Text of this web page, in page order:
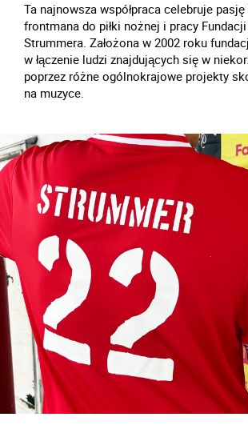
Ta najnowsza współpraca celebruje
frontmana do piłki nożnej i pracy
Strummera. Założona w 2002 roku
w łączenie ludzi znajdujących się w
poprzez różne ogólnokrajowe projekty
na muzyce.